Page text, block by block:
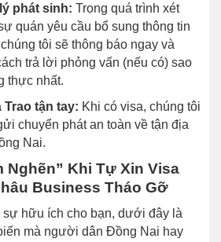
phát sinh: Trong quá trình xét
quán yêu cầu bổ sung thông tin
tôi sẽ thông báo ngay và
trả lời phỏng vấn (nếu có) sao
thực nhất.
Trao tận tay: Khi có visa, chúng tôi
chuyển phát an toàn về tận địa
Nai.
Nghẽn” Khi Tự Xin Visa
Business Tháo Gỡ
hữu ích cho bạn, dưới đây là
mà người dân Đồng Nai hay